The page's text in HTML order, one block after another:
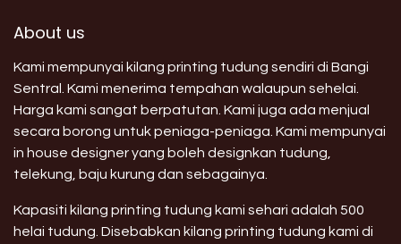
About us
Kami mempunyai kilang printing tudung sendiri di Bangi
Sentral. Kami menerima tempahan walaupun sehelai.
Harga kami sangat berpatutan. Kami juga ada menjual
secara borong untuk peniaga-peniaga. Kami mempunyai
in house designer yang boleh designkan tudung,
telekung, baju kurung dan sebagainya.
Kapasiti kilang printing tudung kami sehari adalah 500
helai tudung. Disebabkan kilang printing tudung kami di